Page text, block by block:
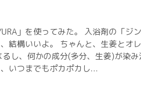
」を使ってみた。 入浴剤の「ジ
結構いいよ。 ちゃんと、生姜とオ
し、何かの成分(多分、生姜)が染み
いつまでもポカポカし...